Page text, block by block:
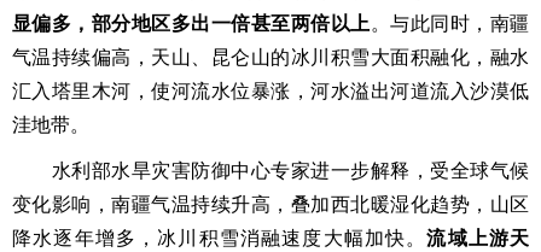
显偏多，部分地区多出一倍甚至两倍以上。与此同时，南疆
气温持续偏高，天山、昆仑山的冰川积雪大面积融化，融水
汇入塔里木河，使河流水位暴涨，河水溢出河道流入沙漠低
洼地带。
水利部水旱灾害防御中心专家进一步解释，受全球气候
变化影响，南疆气温持续升高，叠加西北暖湿化趋势，山区
降水逐年增多，冰川积雪消融速度大幅加快。流域上游天